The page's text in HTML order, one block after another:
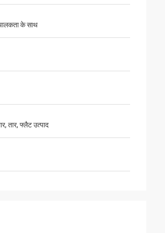
के साथ
तार, फ्लैट उत्पाद